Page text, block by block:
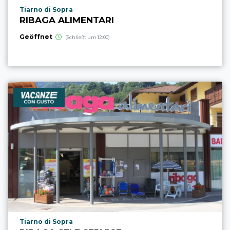
aria.poi_location_prefix
Tiarno di Sopra
RIBAGA ALIMENTARI
Geöffnet (Schließt um 12:00)
aria.poi_location_prefix
Tiarno di Sopra